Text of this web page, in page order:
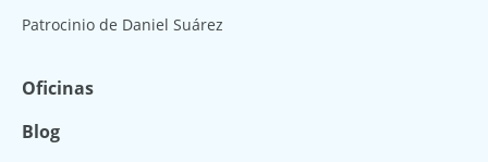
Patrocinio de Daniel Suárez
Oficinas
Blog